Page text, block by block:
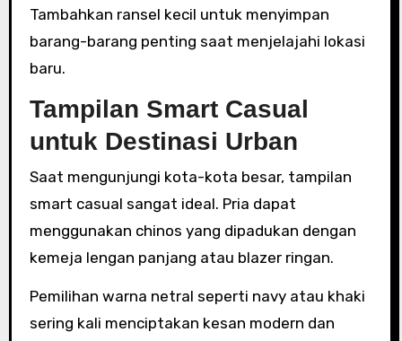
Tambahkan ransel kecil untuk menyimpan
barang-barang penting saat menjelajahi lokasi
baru.
Tampilan Smart Casual
untuk Destinasi Urban
Saat mengunjungi kota-kota besar, tampilan
smart casual sangat ideal. Pria dapat
menggunakan chinos yang dipadukan dengan
kemeja lengan panjang atau blazer ringan.
Pemilihan warna netral seperti navy atau khaki
sering kali menciptakan kesan modern dan